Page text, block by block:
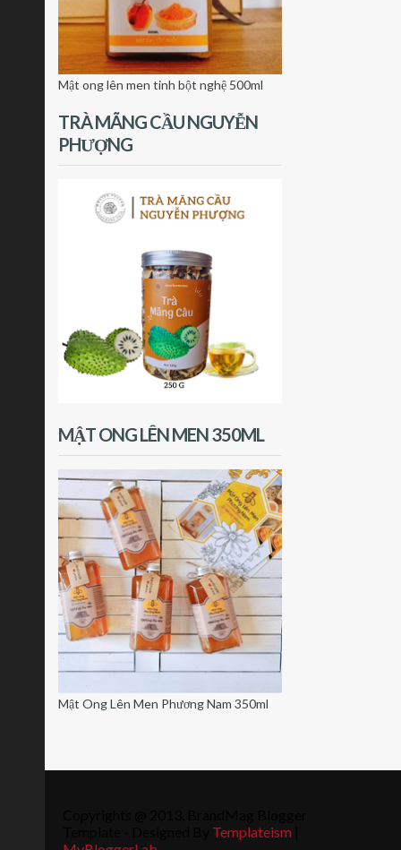
Mật ong lên men tinh bột nghệ 500ml
TRÀ MÃNG CẦU NGUYỄN
PHƯỢNG
MẬT ONG LÊN MEN 350ML
Mật Ong Lên Men Phương Nam 350ml
Templateism